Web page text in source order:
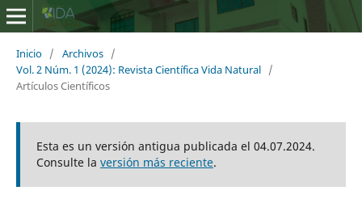
Inicio / Archivos /
Vol. 2 Núm. 1 (2024): Revista Científica Vida Natural /
Artículos Científicos
Esta es un versión antigua publicada el 04.07.2024.
Consulte la versión más reciente.